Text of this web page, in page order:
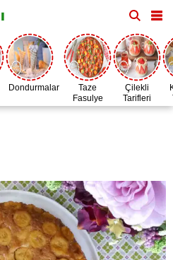
Dondurmalar
Taze
Fasulye
Zamanı
Çilekli
Tarifleri